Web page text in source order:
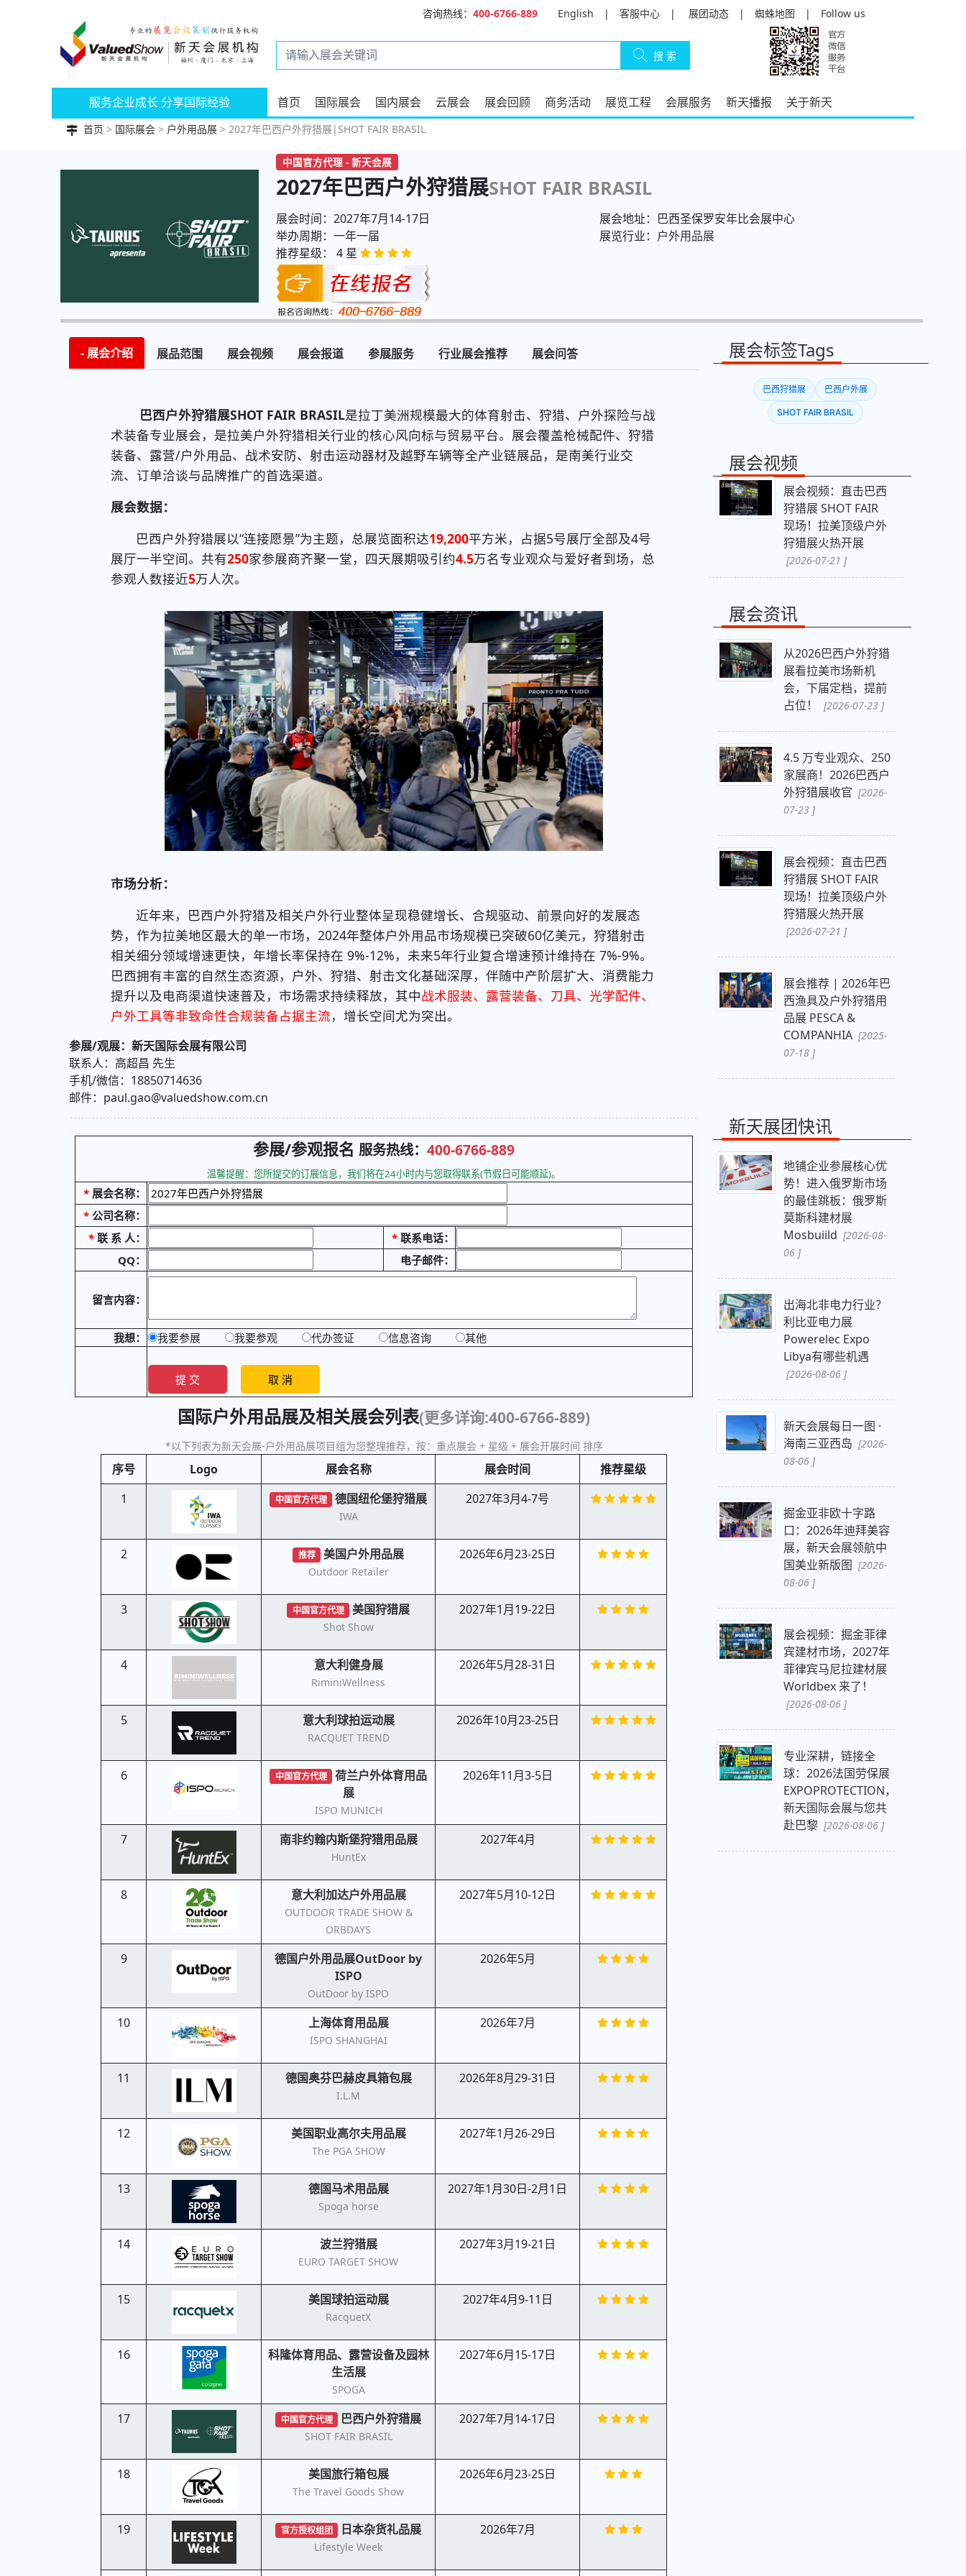
咨询热线： 400-6766-889 English | 客服中心 | 展团动态 | 蜘蛛地图 | Follow us
服务企业成长 分享国际经验 首页 国际展会 国内展会 云展会 展会回顾 商务活动 展览工程 会展服务 新天播报 关于新天
首页 > 国际展会 > 户外用品展 > 2027年巴西户外狩猎展|SHOT FAIR BRASIL
中国官方代理 - 新天会展
2027年巴西户外狩猎展SHOT FAIR BRASIL
展会时间：2027年7月14-17日
展会地址：巴西圣保罗安年比会展中心
举办周期：一年一届
展览行业： 户外用品展
推荐星级： 4 星
展会介绍 展品范围 展会视频 展会报道 参展服务 行业展会推荐 展会问答
巴西户外狩猎展SHOT FAIR BRASIL是拉丁美洲规模最大的体育射击、狩猎、户外探险与战
术装备专业展会，是拉美户外狩猎相关行业的核心风向标与贸易平台。展会覆盖枪械配件、狩猎
装备、露营/户外用品、战术安防、射击运动器材及越野车辆等全产业链展品，是南美行业交
流、订单洽谈与品牌推广的首选渠道。
展会数据：
巴西户外狩猎展以“连接愿景”为主题，总展览面积达19,200平方米，占据5号展厅全部及4号
展厅一半空间。共有250家参展商齐聚一堂，四天展期吸引约4.5万名专业观众与爱好者到场，总
参观人数接近5万人次。
市场分析：
近年来，巴西户外狩猎及相关户外行业整体呈现稳健增长、合规驱动、前景向好的发展态
势，作为拉美地区最大的单一市场，2024年整体户外用品市场规模已突破60亿美元，狩猎射击
相关细分领域增速更快，年增长率保持在 9%-12%，未来5年行业复合增速预计维持在 7%-9%。
巴西拥有丰富的自然生态资源，户外、狩猎、射击文化基础深厚，伴随中产阶层扩大、消费能力
提升以及电商渠道快速普及，市场需求持续释放，其中战术服装、露营装备、刀具、光学配件、
户外工具等非致命性合规装备占据主流，增长空间尤为突出。
参展/观展：新天国际会展有限公司
联系人：高超昌 先生
手机/微信：18850714636
邮件：paul.gao@valuedshow.com.cn
参展/参观报名 服务热线： 400-6766-889
温馨提醒：您所提交的订展信息，我们将在24小时内与您取得联系(节假日可能顺延)。
* 展会名称：
* 公司名称：
* 联 系 人： * 联系电话：
QQ：
电子邮件：
留言内容：
我想： 我要参展 我要参观 代办签证 信息咨询 其他
国际户外用品展及相关展会列表(更多详询:400-6766-889)
*以下列表为新天会展-户外用品展项目组为您整理推荐，按：重点展会 + 星级 + 展会开展时间 排序
序号 Logo 展会名称 展会时间
推荐星级
1
中国官方代理 德国纽伦堡狩猎展
IWA
2027年3月4-7号
2 推荐 美国户外用品展
Outdoor Retailer
2026年6月23-25日
3 中国官方代理 美国狩猎展
Shot Show
2027年1月19-22日
4 意大利健身展
RiminiWellness
2026年5月28-31日
5 意大利球拍运动展
RACQUET TREND
2026年10月23-25日
6 中国官方代理
荷兰户外体育用品
展
ISPO MUNICH
2026年11月3-5日
7 南非约翰内斯堡狩猎用品展
HuntEx
2027年4月
8 意大利加达户外用品展
OUTDOOR TRADE SHOW &
ORBDAYS
2027年5月10-12日
9
德国户外用品展OutDoor by
ISPO
OutDoor by ISPO
2026年5月
10 上海体育用品展
ISPO SHANGHAI
2026年7月
11 德国奥芬巴赫皮具箱包展
I.L.M
2026年8月29-31日
12 美国职业高尔夫用品展
The PGA SHOW
2027年1月26-29日
13 德国马术用品展
Spoga horse
2027年1月30日-2月1日
14 波兰狩猎展
EURO TARGET SHOW
2027年3月19-21日
15 美国球拍运动展
RacquetX
2027年4月9-11日
16
科隆体育用品、露营设备及园林
生活展
SPOGA
2027年6月15-17日
17 中国官方代理 巴西户外狩猎展
SHOT FAIR BRASIL
2027年7月14-17日
18 美国旅行箱包展
The Travel Goods Show
2026年6月23-25日
19 官方授权组团 日本杂货礼品展
Lifestyle Week
2026年7月
展会标签Tags
巴西狩猎展 巴西户外展
SHOT FAIR BRASIL
展会视频
展会视频：直击巴西
狩猎展 SHOT FAIR
现场！拉美顶级户外
狩猎展火热开展
[2026-07-21 ]
展会资讯
从2026巴西户外狩猎
展看拉美市场新机
会，下届定档，提前
占位！
[2026-07-23 ]
4.5 万专业观众、250
家展商！2026巴西户
外狩猎展收官 [2026-
07-23 ]
展会视频：直击巴西
狩猎展 SHOT FAIR
现场！拉美顶级户外
狩猎展火热开展
[2026-07-21 ]
展会推荐 | 2026年巴
西渔具及户外狩猎用
品展 PESCA &
COMPANHIA [2025-
07-18 ]
新天展团快讯
地铺企业参展核心优
势！进入俄罗斯市场
的最佳跳板：俄罗斯
莫斯科建材展
Mosbuiild [2026-08-
06 ]
出海北非电力行业？
利比亚电力展
Powerelec Expo
Libya有哪些机遇
[2026-08-06 ]
新天会展每日一图 ·
海南三亚西岛 [2026-
08-06 ]
掘金亚非欧十字路
口：2026年迪拜美容
展，新天会展领航中
国美业新版图 [2026-
08-06 ]
展会视频：掘金菲律
宾建材市场，2027年
菲律宾马尼拉建材展
Worldbex 来了！
[2026-08-06 ]
专业深耕，链接全
球：2026法国劳保展
EXPOPROTECTION，
新天国际会展与您共
赴巴黎 [2026-08-06 ]